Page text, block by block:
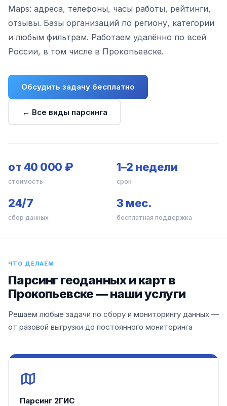
Maps: адреса, телефоны, часы работы, рейтинги,
отзывы. Базы организаций по региону, категории
и любым фильтрам. Работаем удалённо по всей
России, в том числе в Прокопьевске.
Обсудить задачу бесплатно
← Все виды парсинга
от 40 000 ₽
стоимость
1–2 недели
срок
24/7
сбор данных
3 мес.
бесплатная поддержка
ЧТО ДЕЛАЕМ
Парсинг геоданных и карт в
Прокопьевске — наши услуги
Решаем любые задачи по сбору и мониторингу данных —
от разовой выгрузки до постоянного мониторинга
Парсинг 2ГИС